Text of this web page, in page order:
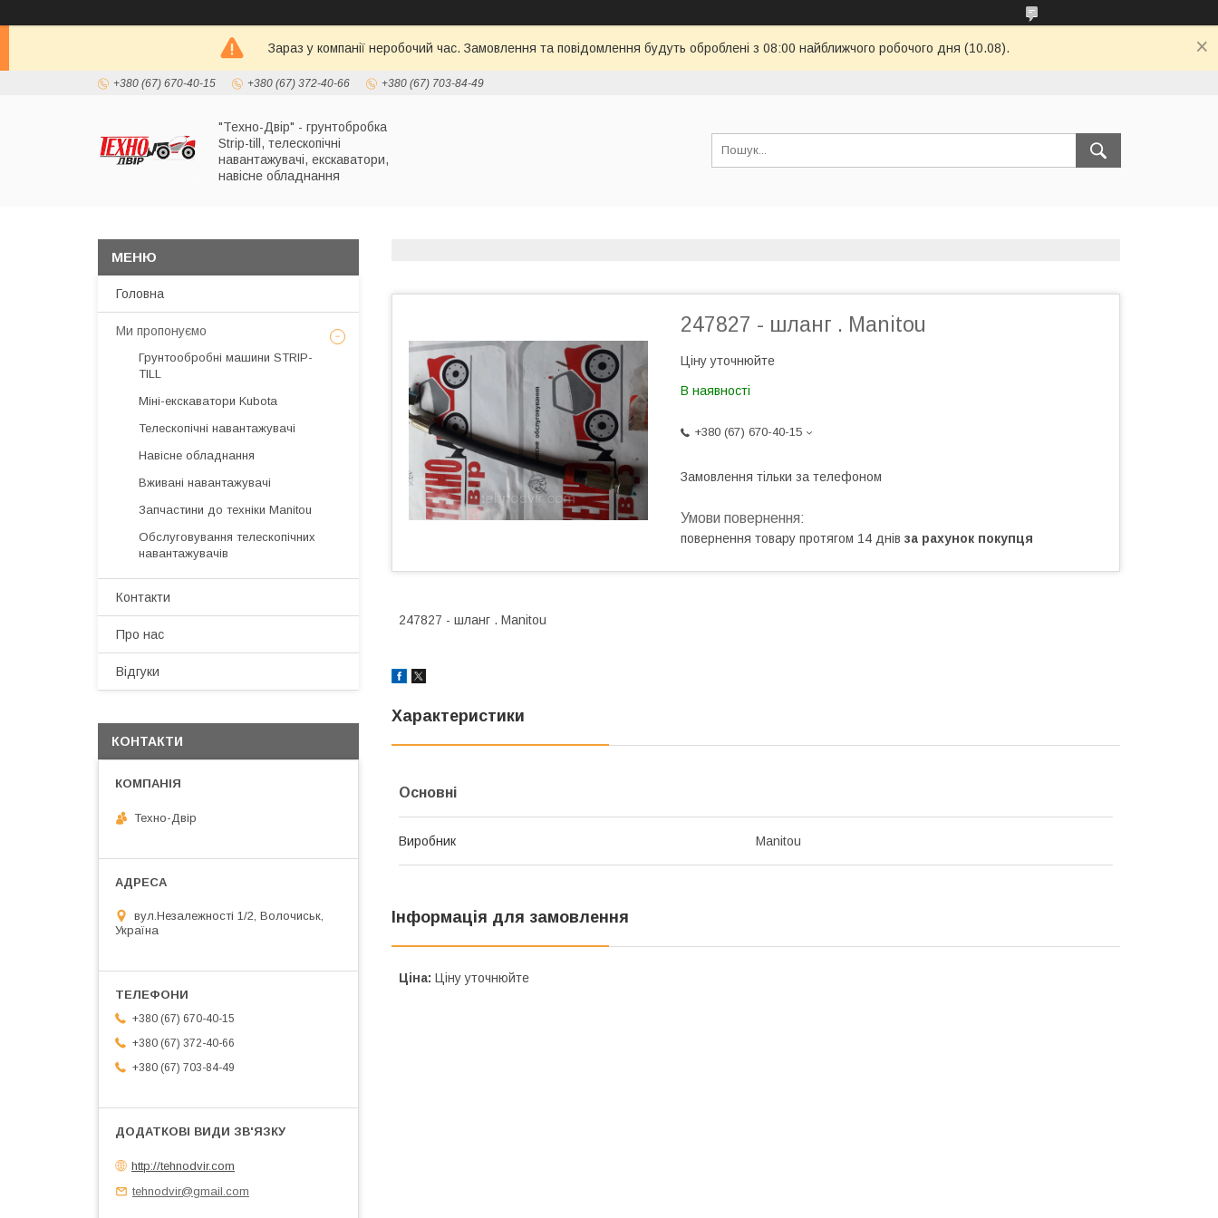
Зараз у компанії неробочий час. Замовлення та повідомлення будуть оброблені з 08:00 найближчого робочого дня (10.08).
+380 (67) 670-40-15 +380 (67) 372-40-66 +380 (67) 703-84-49
"Техно-Двір" - грунтобробка
Strip-till, телескопічні
навантажувачі, екскаватори,
навісне обладнання
247827 - шланг . Manitou
Ціну уточнюйте
В наявності
+380 (67) 670-40-15
Замовлення тільки за телефоном
повернення товару протягом 14 днів за рахунок покупця
247827 - шланг . Мanitou
Характеристики
Основні
Виробник Manitou
Інформація для замовлення
Ціна: Ціну уточнюйте
Головна
Ми пропонуємо
Грунтообробні машини STRIP-
TILL
Міні-екскаватори Kubota
Телескопічні навантажувачі
Навісне обладнання
Вживані навантажувачі
Запчастини до техніки Manitou
Обслуговування телескопічних
навантажувачів
Контакти
Про нас
Відгуки
КОНТАКТИ
Техно-Двір
вул.Незалежності 1/2, Волочиськ,
Україна
+380 (67) 670-40-15
+380 (67) 372-40-66
+380 (67) 703-84-49
http://tehnodvir.com
tehnodvir@gmail.com